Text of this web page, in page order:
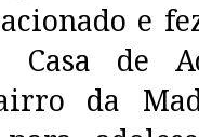
e
Casa de
da